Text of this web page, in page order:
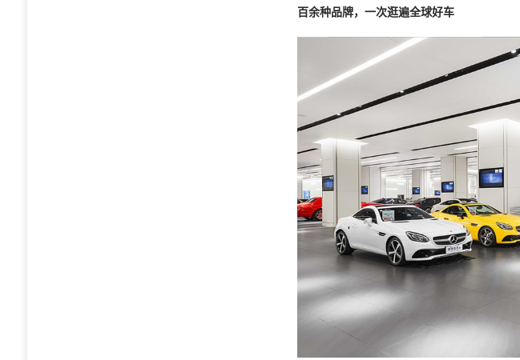
百余种品牌，一次逛遍全球好车